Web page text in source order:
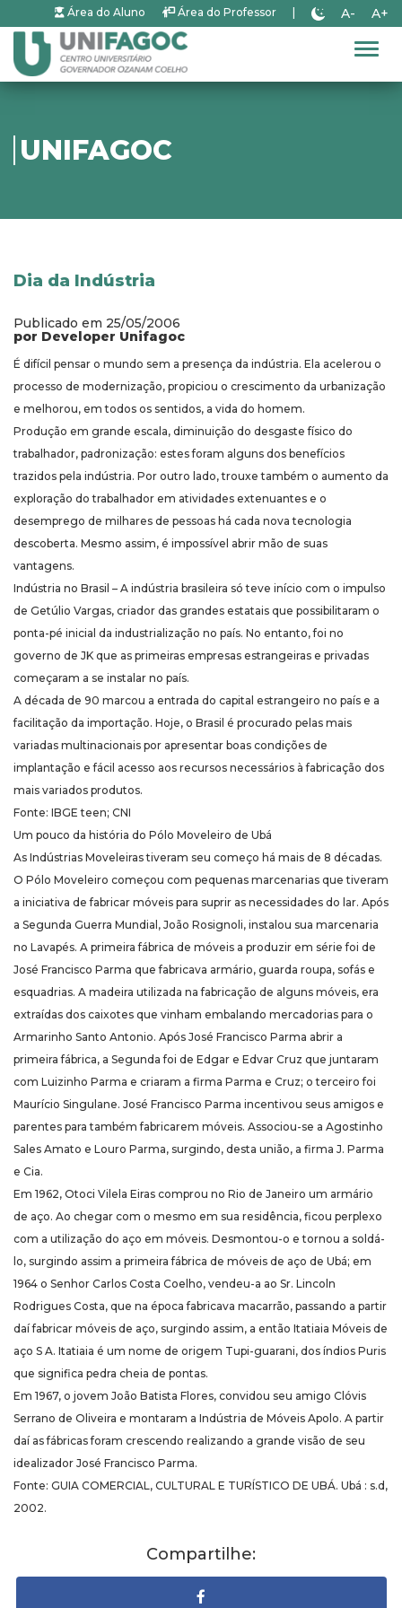
Área do Aluno Área do Professor A- A+
UNIFAGOC
Dia da Indústria
Publicado em 25/05/2006
por Developer Unifagoc
É difícil pensar o mundo sem a presença da indústria. Ela acelerou o
processo de modernização, propiciou o crescimento da urbanização
e melhorou, em todos os sentidos, a vida do homem.
Produção em grande escala, diminuição do desgaste físico do
trabalhador, padronização: estes foram alguns dos benefícios
trazidos pela indústria. Por outro lado, trouxe também o aumento da
exploração do trabalhador em atividades extenuantes e o
desemprego de milhares de pessoas há cada nova tecnologia
descoberta. Mesmo assim, é impossível abrir mão de suas
vantagens.
Indústria no Brasil – A indústria brasileira só teve início com o impulso
de Getúlio Vargas, criador das grandes estatais que possibilitaram o
ponta-pé inicial da industrialização no país. No entanto, foi no
governo de JK que as primeiras empresas estrangeiras e privadas
começaram a se instalar no país.
A década de 90 marcou a entrada do capital estrangeiro no país e a
facilitação da importação. Hoje, o Brasil é procurado pelas mais
variadas multinacionais por apresentar boas condições de
implantação e fácil acesso aos recursos necessários à fabricação dos
mais variados produtos.
Fonte: IBGE teen; CNI
Um pouco da história do Pólo Moveleiro de Ubá
As Indústrias Moveleiras tiveram seu começo há mais de 8 décadas.
O Pólo Moveleiro começou com pequenas marcenarias que tiveram
a iniciativa de fabricar móveis para suprir as necessidades do lar. Após
a Segunda Guerra Mundial, João Rosignoli, instalou sua marcenaria
no Lavapés. A primeira fábrica de móveis a produzir em série foi de
José Francisco Parma que fabricava armário, guarda roupa, sofás e
esquadrias. A madeira utilizada na fabricação de alguns móveis, era
extraídas dos caixotes que vinham embalando mercadorias para o
Armarinho Santo Antonio. Após José Francisco Parma abrir a
primeira fábrica, a Segunda foi de Edgar e Edvar Cruz que juntaram
com Luizinho Parma e criaram a firma Parma e Cruz; o terceiro foi
Maurício Singulane. José Francisco Parma incentivou seus amigos e
parentes para também fabricarem móveis. Associou-se a Agostinho
Sales Amato e Louro Parma, surgindo, desta união, a firma J. Parma
e Cia.
Em 1962, Otoci Vilela Eiras comprou no Rio de Janeiro um armário
de aço. Ao chegar com o mesmo em sua residência, ficou perplexo
com a utilização do aço em móveis. Desmontou-o e tornou a soldá-
lo, surgindo assim a primeira fábrica de móveis de aço de Ubá; em
1964 o Senhor Carlos Costa Coelho, vendeu-a ao Sr. Lincoln
Rodrigues Costa, que na época fabricava macarrão, passando a partir
daí fabricar móveis de aço, surgindo assim, a então Itatiaia Móveis de
aço S A. Itatiaia é um nome de origem Tupi-guarani, dos índios Puris
que significa pedra cheia de pontas.
Em 1967, o jovem João Batista Flores, convidou seu amigo Clóvis
Serrano de Oliveira e montaram a Indústria de Móveis Apolo. A partir
daí as fábricas foram crescendo realizando a grande visão de seu
idealizador José Francisco Parma.
Fonte: GUIA COMERCIAL, CULTURAL E TURÍSTICO DE UBÁ. Ubá : s.d,
2002.
Compartilhe: